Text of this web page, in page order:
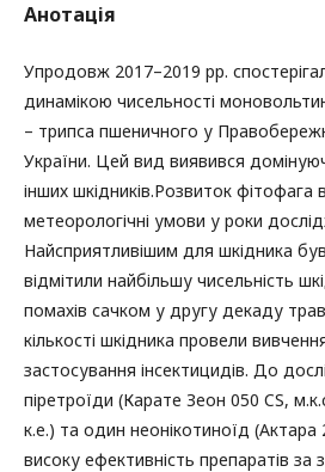
Анотація
Упродовж 2017–2019 рр.
динамікою чисельності
– трипса пшеничного у
України. Цей вид виявився
інших шкідників.Розвиток фітофага
метеорологічні умови у роки
Найсприятливішим для шкідника
відмітили найбільшу чисельність
помахів сачком у другу декаду
кількості шкідника провели
застосування інсектицидів. До
піретроїди (Карате Зеон 050 CS,
к.е.) та один неонікотиноїд (Актара
високу ефективність препаратів за